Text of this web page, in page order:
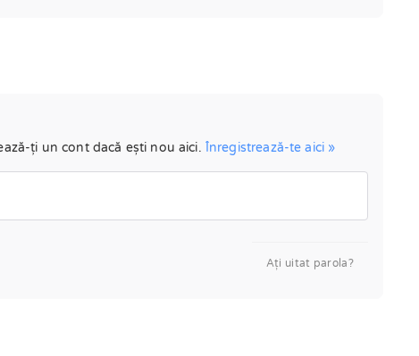
ți un cont dacă ești nou aici. Înregistrează-te aici »
Aţi uitat parola?